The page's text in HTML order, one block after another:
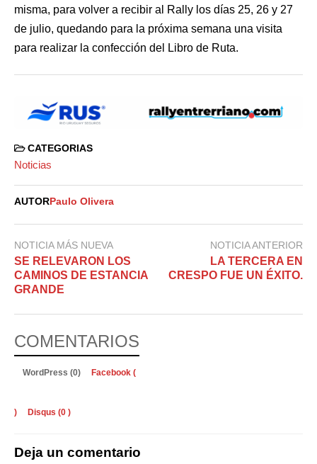
misma, para volver a recibir al Rally los días 25, 26 y 27
de julio, quedando para la próxima semana una visita
para realizar la confección del Libro de Ruta.
CATEGORIAS
Noticias
AUTOR Paulo Olivera
NOTICIA MÁS NUEVA
SE RELEVARON LOS
CAMINOS DE ESTANCIA
GRANDE
NOTICIA ANTERIOR
LA TERCERA EN
CRESPO FUE UN ÉXITO.
COMENTARIOS
WordPress (0) Facebook (
) Disqus (0 )
Deja un comentario